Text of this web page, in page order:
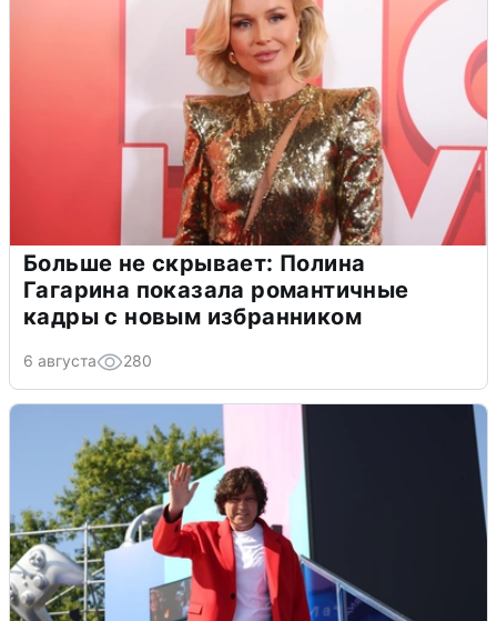
Больше не скрывает: Полина
Гагарина показала романтичные
кадры с новым избранником
6 августа 280